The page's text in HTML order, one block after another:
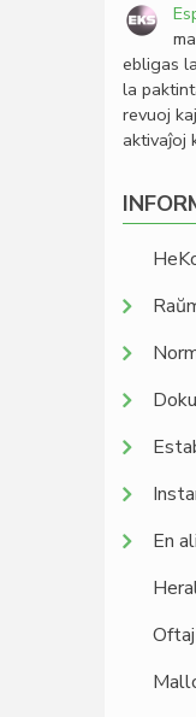
ebligas
la
revuoj
aktivaĵoj
En